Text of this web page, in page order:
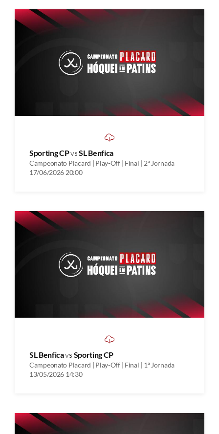
Sporting CPvsSL Benfica
Campeonato Placard | Play-Off | Final | 2ª Jornada
17/06/2026 20:00
SL Benficavs Sporting CP
Campeonato Placard | Play-Off | Final | 1ª Jornada
13/05/2026 14:30